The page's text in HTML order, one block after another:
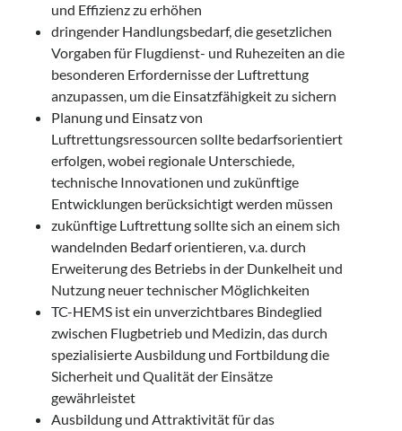
und Effizienz zu erhöhen
dringender Handlungsbedarf, die gesetzlichen
Vorgaben für Flugdienst- und Ruhezeiten an die
besonderen Erfordernisse der Luftrettung
anzupassen, um die Einsatzfähigkeit zu sichern
Planung und Einsatz von
Luftrettungsressourcen sollte bedarfsorientiert
erfolgen, wobei regionale Unterschiede,
technische Innovationen und zukünftige
Entwicklungen berücksichtigt werden müssen
zukünftige Luftrettung sollte sich an einem sich
wandelnden Bedarf orientieren, v.a. durch
Erweiterung des Betriebs in der Dunkelheit und
Nutzung neuer technischer Möglichkeiten
TC-HEMS ist ein unverzichtbares Bindeglied
zwischen Flugbetrieb und Medizin, das durch
spezialisierte Ausbildung und Fortbildung die
Sicherheit und Qualität der Einsätze
gewährleistet
Ausbildung und Attraktivität für das